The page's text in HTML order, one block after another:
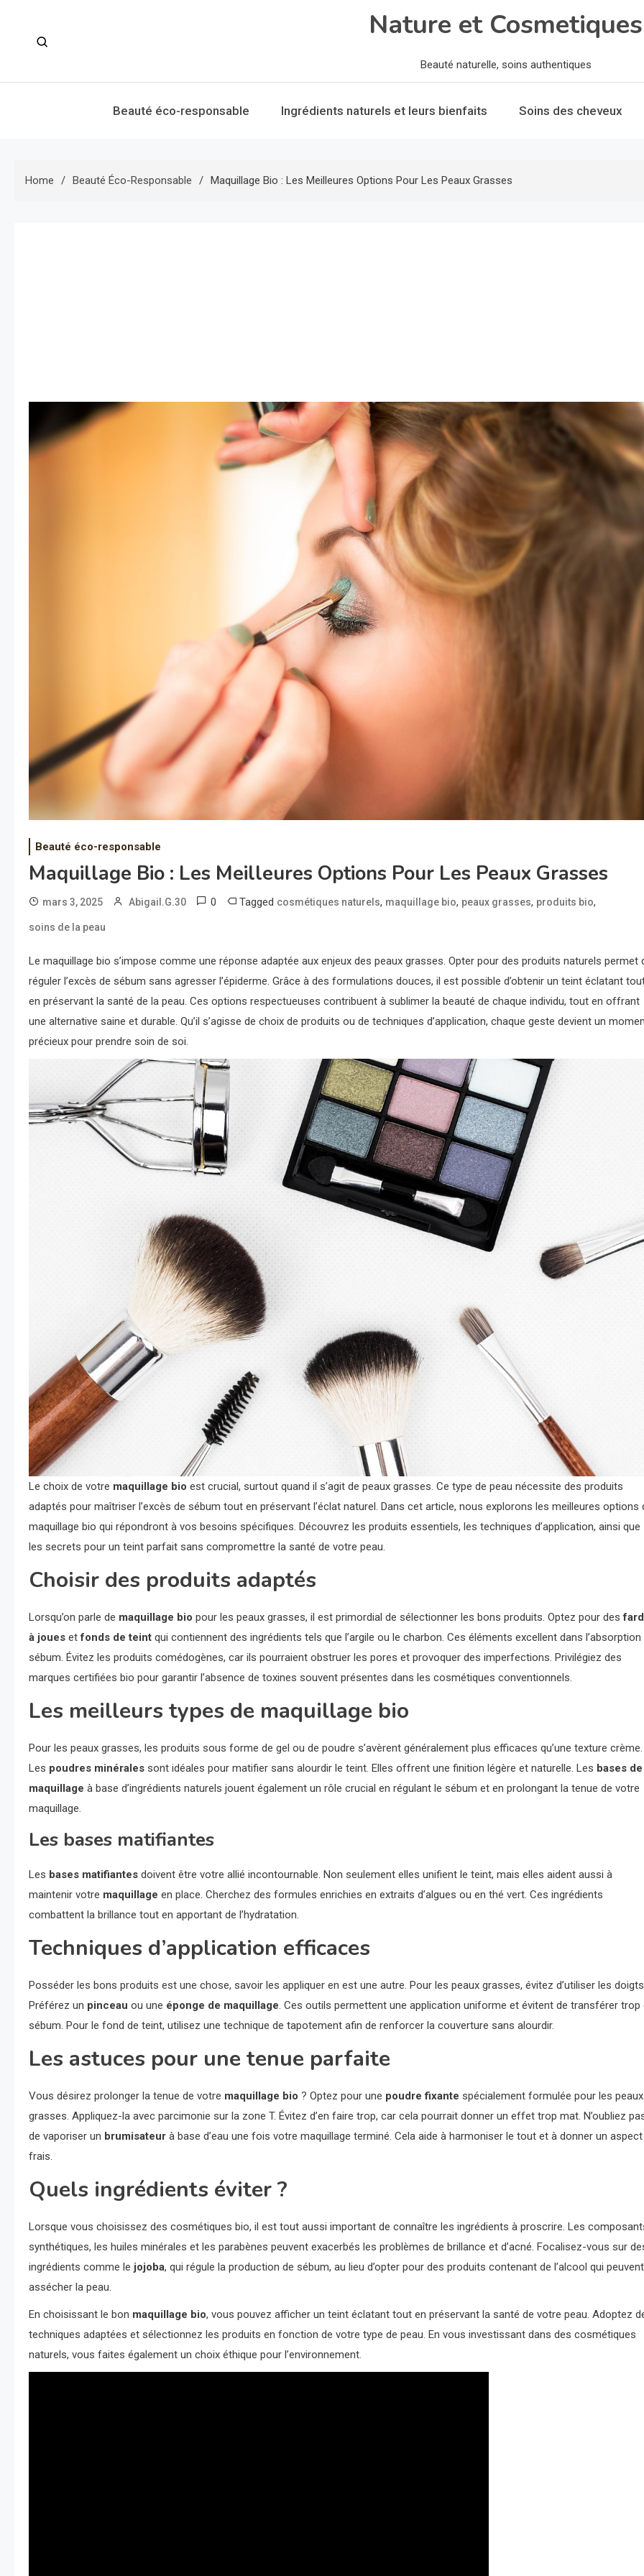
Nature et Cosmetiques
Beauté naturelle, soins authentiques
Beauté éco-responsable Ingrédients naturels et leurs bienfaits Soins des cheveux
Home Beauté Éco-Responsable Maquillage Bio : Les Meilleures Options Pour Les Peaux Grasses
Beauté éco-responsable
Maquillage Bio : Les Meilleures Options Pour Les Peaux Grasses
mars 3, 2025 Abigail.G.30 0 Tagged cosmétiques naturels, maquillage bio, peaux grasses, produits bio,
soins de la peau
Le maquillage bio s’impose comme une réponse adaptée aux enjeux des peaux grasses. Opter pour des produits naturels permet
réguler l’excès de sébum sans agresser l’épiderme. Grâce à des formulations douces, il est possible d’obtenir un teint éclatant
en préservant la santé de la peau. Ces options respectueuses contribuent à sublimer la beauté de chaque individu, tout en offrant
une alternative saine et durable. Qu’il s’agisse de choix de produits ou de techniques d’application, chaque geste devient un
précieux pour prendre soin de soi.
Le choix de votre maquillage bio est crucial, surtout quand il s’agit de peaux grasses. Ce type de peau nécessite des produits
adaptés pour maîtriser l’excès de sébum tout en préservant l’éclat naturel. Dans cet article, nous explorons les meilleures options
maquillage bio qui répondront à vos besoins spécifiques. Découvrez les produits essentiels, les techniques d’application, ainsi que
les secrets pour un teint parfait sans compromettre la santé de votre peau.
Choisir des produits adaptés
Lorsqu’on parle de maquillage bio pour les peaux grasses, il est primordial de sélectionner les bons produits. Optez pour des
à joues etfonds de teint qui contiennent des ingrédients tels que l’argile ou le charbon. Ces éléments excellent dans l’absorption
sébum. Évitez les produits comédogènes, car ils pourraient obstruer les pores et provoquer des imperfections. Privilégiez des
marques certifiées bio pour garantir l’absence de toxines souvent présentes dans les cosmétiques conventionnels.
Les meilleurs types de maquillage bio
Pour les peaux grasses, les produits sous forme de gel ou de poudre s’avèrent généralement plus efficaces qu’une texture crème.
Les poudres minérales sont idéales pour matifier sans alourdir le teint. Elles offrent une finition légère et naturelle. Les bases de
maquillage à base d’ingrédients naturels jouent également un rôle crucial en régulant le sébum et en prolongant la tenue de votre
maquillage.
Les bases matifiantes
Les bases matifiantes doivent être votre allié incontournable. Non seulement elles unifient le teint, mais elles aident aussi à
maintenir votre maquillage en place. Cherchez des formules enrichies en extraits d’algues ou en thé vert. Ces ingrédients
combattent la brillance tout en apportant de l’hydratation.
Techniques d’application efficaces
Posséder les bons produits est une chose, savoir les appliquer en est une autre. Pour les peaux grasses, évitez d’utiliser les
Préférez un pinceau ou une éponge de maquillage. Ces outils permettent une application uniforme et évitent de transférer trop
sébum. Pour le fond de teint, utilisez une technique de tapotement afin de renforcer la couverture sans alourdir.
Les astuces pour une tenue parfaite
Vous désirez prolonger la tenue de votre maquillage bio ? Optez pour une poudre fixante spécialement formulée pour les peaux
grasses. Appliquez-la avec parcimonie sur la zone T. Évitez d’en faire trop, car cela pourrait donner un effet trop mat. N’oubliez
de vaporiser un brumisateur à base d’eau une fois votre maquillage terminé. Cela aide à harmoniser le tout et à donner un aspect
frais.
Quels ingrédients éviter ?
Lorsque vous choisissez des cosmétiques bio, il est tout aussi important de connaître les ingrédients à proscrire. Les
synthétiques, les huiles minérales et les parabènes peuvent exacerbés les problèmes de brillance et d’acné. Focalisez-vous sur
ingrédients comme le jojoba, qui régule la production de sébum, au lieu d’opter pour des produits contenant de l’alcool qui peuvent
assécher la peau.
En choisissant le bon maquillage bio, vous pouvez afficher un teint éclatant tout en préservant la santé de votre peau. Adoptez
techniques adaptées et sélectionnez les produits en fonction de votre type de peau. En vous investissant dans des cosmétiques
naturels, vous faites également un choix éthique pour l’environnement.